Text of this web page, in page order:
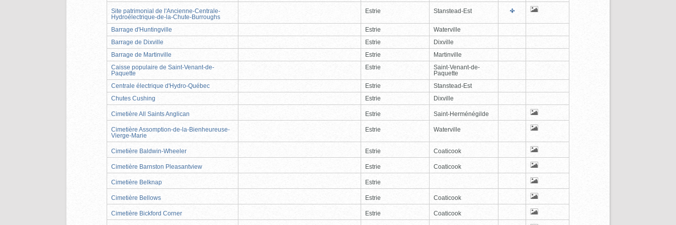
Site patrimonial de l'Ancienne-Centrale-
Hydroélectrique-de-la-Chute-Burroughs
Estrie Stanstead-Est
Barrage d'Huntingville Estrie
Waterville
Barrage de Dixville
Estrie
Dixville
Barrage de Martinville
Estrie
Martinville
Caisse populaire de Saint-Venant-de-
Paquette
Estrie
Saint-Venant-de-
Paquette
Centrale électrique d'Hydro-Québec
Estrie
Stanstead-Est
Chutes Cushing
Estrie Dixville
Cimetière All Saints Anglican Estrie Saint-Herménégilde
Cimetière Assomption-de-la-Bienheureuse-
Vierge-Marie
Estrie Waterville
Cimetière Baldwin-Wheeler Estrie Coaticook
Cimetière Barnston Pleasantview Estrie Coaticook
Cimetière Belknap Estrie
Cimetière Bellows Estrie Coaticook
Cimetière Bickford Corner Estrie Coaticook